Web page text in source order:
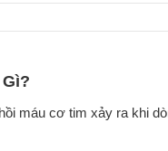
máu cơ tim xảy ra khi